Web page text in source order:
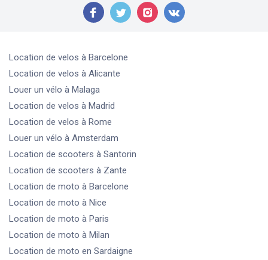
Location de velos à Barcelone
Location de velos à Alicante
Louer un vélo à Malaga
Location de velos à Madrid
Location de velos à Rome
Louer un vélo à Amsterdam
Location de scooters à Santorin
Location de scooters à Zante
Location de moto à Barcelone
Location de moto à Nice
Location de moto à Paris
Location de moto à Milan
Location de moto en Sardaigne